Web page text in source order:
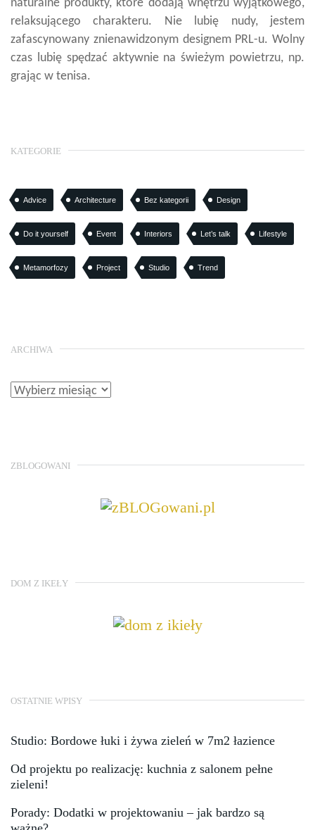
naturalne produkty, które dodają wnętrzu wyjątkowego,
relaksującego charakteru. Nie lubię nudy, jestem
zafascynowany znienawidzonym designem PRL-u. Wolny
czas lubię spędzać aktywnie na świeżym powietrzu, np.
grając w tenisa.
KATEGORIE
Advice Architecture Bez kategorii Design
Do it yourself Event Interiors Let’s talk Lifestyle
Metamorfozy Project Studio Trend
ARCHIWA
ZBLOGOWANI
DOM Z IKEŁY
OSTATNIE WPISY
Studio: Bordowe łuki i żywa zieleń w 7m2 łazience
Od projektu po realizację: kuchnia z salonem pełne
zieleni!
Porady: Dodatki w projektowaniu – jak bardzo są